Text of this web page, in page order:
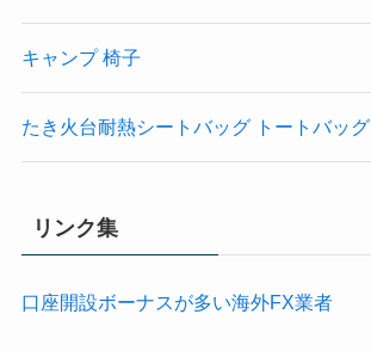
キャンプ 椅子
たき火台耐熱シートバッグ トートバッグ
リンク集
口座開設ボーナスが多い海外FX業者